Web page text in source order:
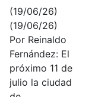
(19/06/26)
(19/06/26)
Por Reinaldo
Fernández: El
próximo 11 de
julio la ciudad